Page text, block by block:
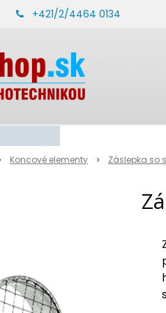
+421/2/4464 0134
Koncové elementy Záslepka so